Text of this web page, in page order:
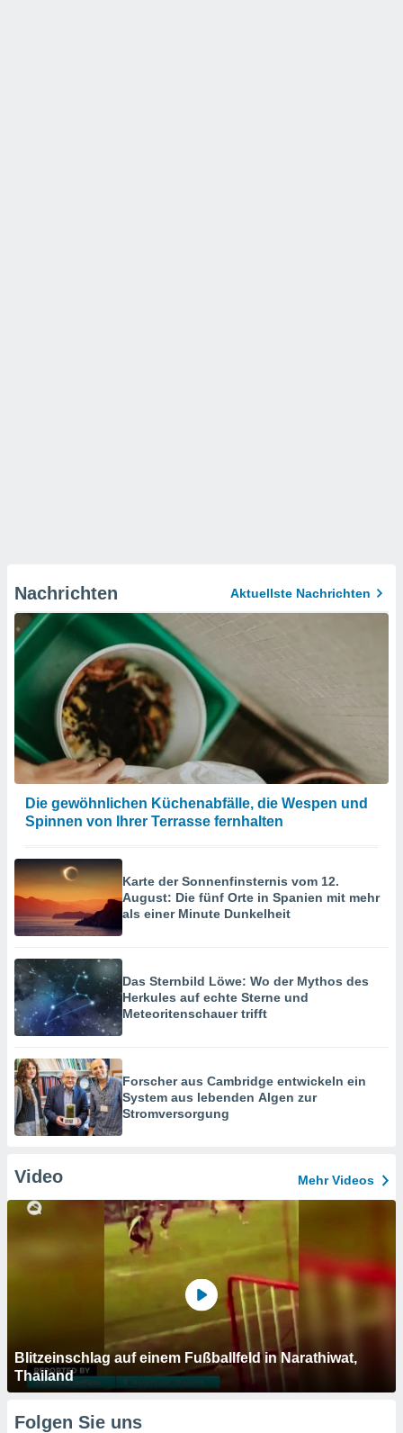
Nachrichten Aktuellste Nachrichten
Die gewöhnlichen Küchenabfälle, die Wespen und
Spinnen von Ihrer Terrasse fernhalten
Karte der Sonnenfinsternis vom 12.
August: Die fünf Orte in Spanien mit mehr
als einer Minute Dunkelheit
Das Sternbild Löwe: Wo der Mythos des
Herkules auf echte Sterne und
Meteoritenschauer trifft
Forscher aus Cambridge entwickeln ein
System aus lebenden Algen zur
Stromversorgung
Video Mehr Videos
Blitzeinschlag auf einem Fußballfeld in Narathiwat,
Thailand
Folgen Sie uns